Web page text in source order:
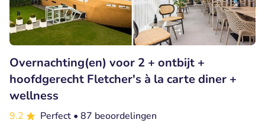
Overnachting(en) voor 2 + ontbijt +
hoofdgerecht Fletcher's à la carte diner +
wellness
9.2 Perfect • 87 beoordelingen